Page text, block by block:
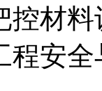
材
程安